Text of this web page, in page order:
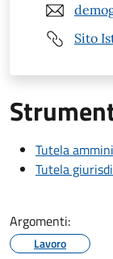
Sito
Tutela
Tutela
Argomenti:
Lavoro